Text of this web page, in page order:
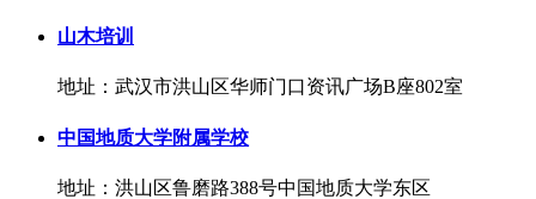
山木培训
地址：武汉市洪山区华师门口资讯广场B座802室
中国地质大学附属学校
地址：洪山区鲁磨路388号中国地质大学东区